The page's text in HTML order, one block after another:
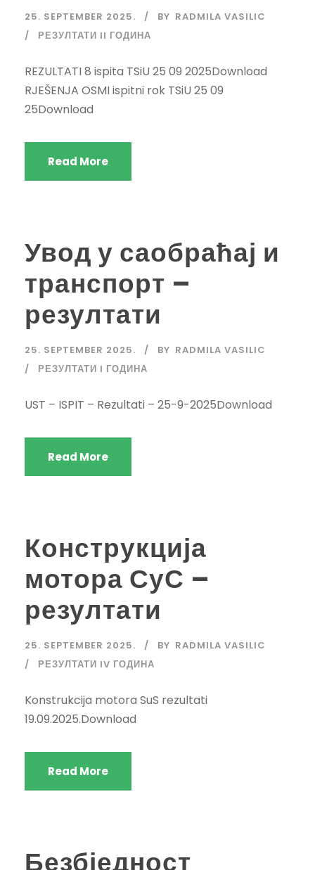
25. SEPTEMBER 2025. BY RADMILA VASILIC
РЕЗУЛТАТИ II ГОДИНА
REZULTATI 8 ispita TSiU 25 09 2025Download
RJEŠENJA OSMI ispitni rok TSiU 25 09
25Download
Read More
Увод у саобраћај и
транспорт –
резултати
25. SEPTEMBER 2025. BY RADMILA VASILIC
РЕЗУЛТАТИ I ГОДИНА
UST – ISPIT – Rezultati – 25-9-2025Download
Read More
Конструкција
мотора СуС –
резултати
25. SEPTEMBER 2025. BY RADMILA VASILIC
РЕЗУЛТАТИ IV ГОДИНА
Konstrukcija motora SuS rezultati
19.09.2025.Download
Read More
Безбједност